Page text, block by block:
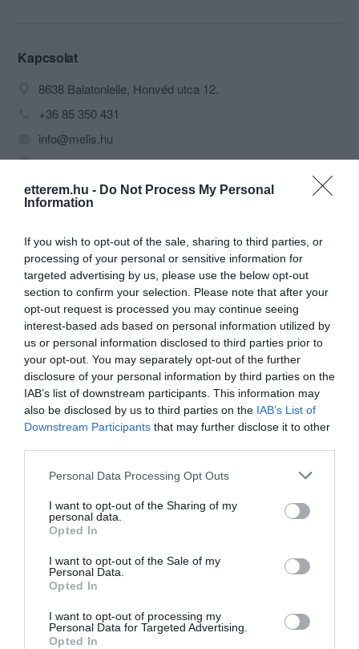
etterem.hu - Do Not Process My Personal
Information
If you wish to opt-out of the sale, sharing to third parties, or
processing of your personal or sensitive information for
targeted advertising by us, please use the below opt-out
section to confirm your selection. Please note that after your
opt-out request is processed you may continue seeing
interest-based ads based on personal information utilized by
us or personal information disclosed to third parties prior to
your opt-out. You may separately opt-out of the further
disclosure of your personal information by third parties on the
IAB’s list of downstream participants. This information may
also be disclosed by us to third parties on the IAB’s List of
Downstream Participants that may further disclose it to other
Please note that this website/app uses one or more Google
not limited to your visit or usage behaviour. You may click to
grant or deny consent to Google and its third-party tags to
use your data for below specified purposes in below Google
consent section.
Personal Data Processing Opt Outs
I want to opt-out of the Sharing of my
personal data.
Opted In
I want to opt-out of the Sale of my
Personal Data.
Opted In
I want to opt-out of processing my
Personal Data for Targeted Advertising.
Opted In
vendégeink vízparti
koktéljainkat. Étlapunkon megtalálhatók
a tradicionális magyar konyha ízei, de
ízelítőt adunk a mediterrán világ
ÉTTERMÜNK KERTJÉNEK
JÁTSZÓTERE teszi még kellemesebbé.
Éttermünkben hangulatos és
szórakoztató zenés, műsoros estekkel
tesszük emlékezetesebbé pihenésüket.
RENDEZVÉNYEK SZERVEZÉSÉT,
LEBONYOLÍTÁSÁT ÖRÖMMEL
VÁLLALJA MEGBÍZHATÓ,
TAPASZTALATTAL RENDELKEZŐ
CSAPATUNK!
NYITVATARTÁS: május 1. - szeptember
12.
Kapcsolat
8638 Balatonlelle, Honvéd utca 12.
+36 85 350 431
info@melis.hu
www.melis.hu
fb.com/melispanzio
Probléma jelentése Te vagy a tulajdonos?